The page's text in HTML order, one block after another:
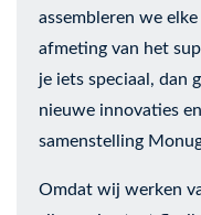
assembleren we
afmeting van het
je iets speciaal, dan
nieuwe innovaties
samenstelling
Omdat wij werken